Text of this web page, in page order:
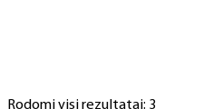
Rodomi visi rezultatai: 3